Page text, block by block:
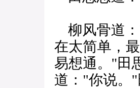
柳风骨道：
在太简单，
易想通。"田
道："你说。